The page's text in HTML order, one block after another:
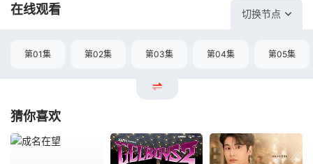
在线观看 切换节点
第01集 第02集 第03集 第04集 第05集
猜你喜欢